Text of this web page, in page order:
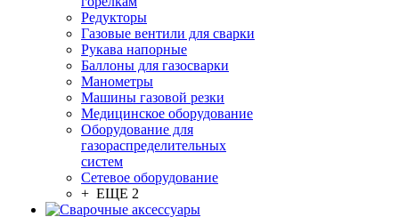
Редукторы
Газовые вентили для сварки
Рукава напорные
Баллоны для газосварки
Манометры
Машины газовой резки
Медицинское оборудование
Оборудование для
газораспределительных
систем
Сетевое оборудование
+ ЕЩЕ 2